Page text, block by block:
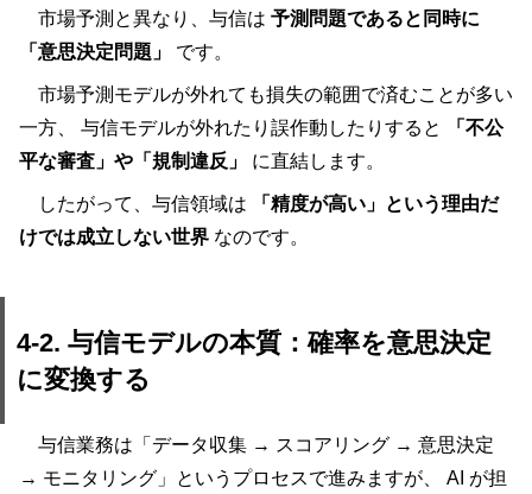
市場予測と異なり、与信は 予測問題であると同時に
「意思決定問題」
です。
市場予測モデルが外れても損失の範囲で済むことが多い
一方、 与信モデルが外れたり誤作動したりすると
「不公
平な審査」や「規制違反」
に直結します。
したがって、与信領域は
「精度が高い」という理由だ
けでは成立しない世界 なのです。
4-2. 与信モデルの本質：確率を意思決定
に変換する
与信業務は「データ収集 → スコアリング → 意思決定
→ モニタリング」というプロセスで進みますが、 AI が担